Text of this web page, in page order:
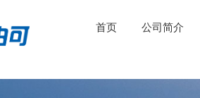
首页 公司简介